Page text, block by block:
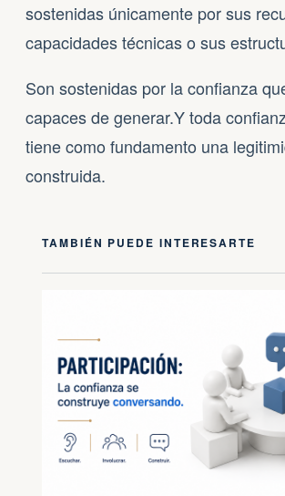
sostenidas únicamente por sus
capacidades técnicas o sus
Son sostenidas por la confianza
capaces de generar.Y toda
tiene como fundamento una
construida.
TAMBIÉN PUEDE INTERESARTE